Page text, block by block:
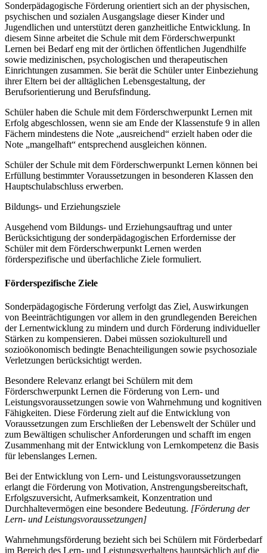
Sonderpädagogische Förderung orientiert sich an der physischen,
psychischen und sozialen Ausgangslage dieser Kinder und
Jugendlichen und unterstützt deren ganzheitliche Entwicklung. In
diesem Sinne arbeitet die Schule mit dem Förderschwerpunkt
Lernen bei Bedarf eng mit der örtlichen öffentlichen Jugendhilfe
sowie medizinischen, psychologischen und therapeutischen
Einrichtungen zusammen. Sie berät die Schüler unter Einbeziehung
ihrer Eltern bei der alltäglichen Lebensgestaltung, der
Berufsorientierung und Berufsfindung.
Schüler haben die Schule mit dem Förderschwerpunkt Lernen mit
Erfolg abgeschlossen, wenn sie am Ende der Klassenstufe 9 in allen
Fächern mindestens die Note „ausreichend“ erzielt haben oder die
Note „mangelhaft“ entsprechend ausgleichen können.
Schüler der Schule mit dem Förderschwerpunkt Lernen können bei
Erfüllung bestimmter Voraussetzungen in besonderen Klassen den
Hauptschulabschluss erwerben.
Bildungs- und Erziehungsziele
Ausgehend vom Bildungs- und Erziehungsauftrag und unter
Berücksichtigung der sonderpädagogischen Erfordernisse der
Schüler mit dem Förderschwerpunkt Lernen werden
förderspezifische und überfachliche Ziele formuliert.
Förderspezifische Ziele
Sonderpädagogische Förderung verfolgt das Ziel, Auswirkungen
von Beeinträchtigungen vor allem in den grundlegenden Bereichen
der Lernentwicklung zu mindern und durch Förderung individueller
Stärken zu kompensieren. Dabei müssen soziokulturell und
sozioökonomisch bedingte Benachteiligungen sowie psychosoziale
Verletzungen berücksichtigt werden.
Besondere Relevanz erlangt bei Schülern mit dem
Förderschwerpunkt Lernen die Förderung von Lern- und
Leistungsvoraussetzungen sowie von Wahrnehmung und kognitiven
Fähigkeiten. Diese Förderung zielt auf die Entwicklung von
Voraussetzungen zum Erschließen der Lebenswelt der Schüler und
zum Bewältigen schulischer Anforderungen und schafft im engen
Zusammenhang mit der Entwicklung von Lernkompetenz die Basis
für lebenslanges Lernen.
Bei der Entwicklung von Lern- und Leistungsvoraussetzungen
erlangt die Förderung von Motivation, Anstrengungsbereitschaft,
Erfolgszuversicht, Aufmerksamkeit, Konzentration und
Durchhaltevermögen eine besondere Bedeutung. [Förderung der
Lern- und Leistungsvoraussetzungen]
Wahrnehmungsförderung bezieht sich bei Schülern mit Förderbedarf
im Bereich des Lern- und Leistungsverhaltens hauptsächlich auf die